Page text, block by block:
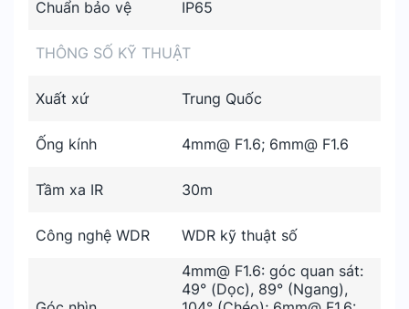
Chuẩn bảo vệ IP65
THÔNG SỐ KỸ THUẬT
Xuất xứ Trung Quốc
Ống kính 4mm@ F1.6; 6mm@ F1.6
Tầm xa IR 30m
Công nghệ WDR WDR kỹ thuật số
4mm@ F1.6: góc quan sát:
49° (Dọc), 89° (Ngang),